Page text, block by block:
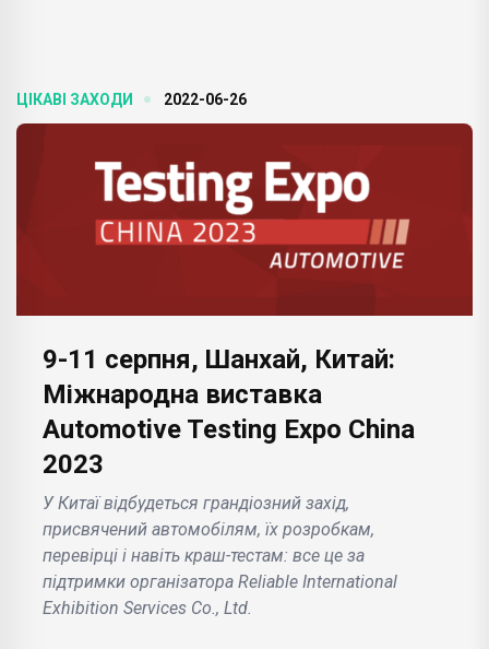
ЦІКАВІ ЗАХОДИ 2022-06-26
9-11 серпня, Шанхай, Китай:
Міжнародна виставка
Automotive Testing Expo China
2023
У Китаї відбудеться грандіозний захід,
присвячений автомобілям, їх розробкам,
перевірці і навіть краш-тестам: все це за
підтримки організатора Reliable International
Exhibition Services Co., Ltd.